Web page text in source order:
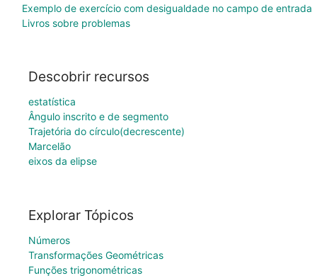
Exemplo de exercício com desigualdade no campo de entrada
Livros sobre problemas
Descobrir recursos
estatística
Ângulo inscrito e de segmento
Trajetória do círculo(decrescente)
Marcelão
eixos da elipse
Explorar Tópicos
Números
Transformações Geométricas
Funções trigonométricas